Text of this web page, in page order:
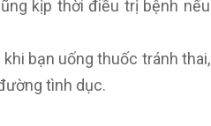
kịp thời điều trị bệnh nếu
bạn uống thuốc tránh thai,
tình dục.